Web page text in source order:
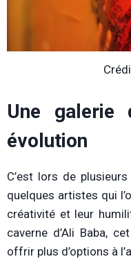
Une galerie
évolution
C’est lors de
quelques artistes qui
créativité et leur
caverne d’Ali Baba,
offrir plus d’options à